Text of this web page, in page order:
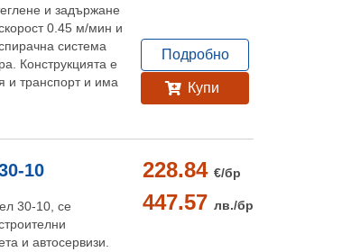
и задържане
0.45 м/мин и
система
Конструкцията е
и транспорт и има
Подробно
Купи
10
30-10, се
и автосервизи.
228.84 €/бр
447.57 лв./бр